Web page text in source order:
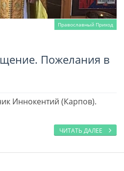
Православный Приход
далее Пожелания в
Иннокентий (Карпов).
ЧИТАТЬ ДАЛЕЕ